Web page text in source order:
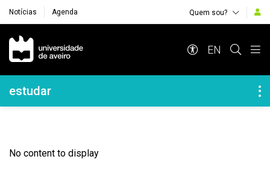
Notícias Agenda Quem sou?
Navegação Principal
EN
Navegação Lateral
estudar
No content to display